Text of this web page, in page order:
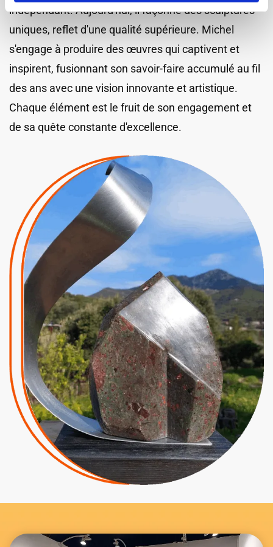
indépendant. Aujourd'hui, il façonne des sculptures
uniques, reflet d'une qualité supérieure. Michel
s'engage à produire des œuvres qui captivent et
inspirent, fusionnant son savoir-faire accumulé au fil
des ans avec une vision innovante et artistique.
Chaque élément est le fruit de son engagement et
de sa quête constante d'excellence.